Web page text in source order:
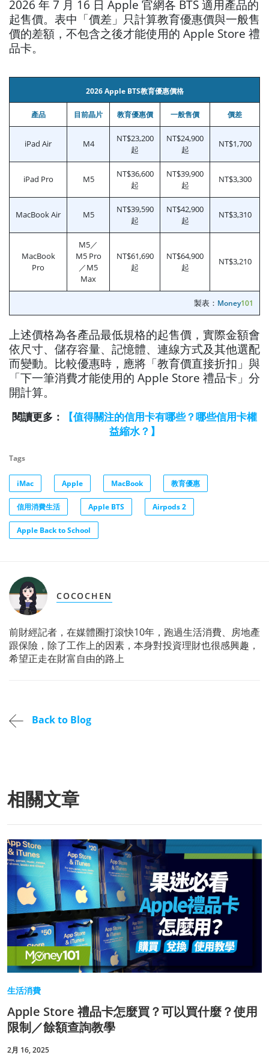
2026 年 7 月 16 日 Apple 官網各 BTS 適用產品的
起售價。表中「價差」只計算教育優惠價與一般售
價的差額，不包含之後才能使用的 Apple Store 禮
品卡。
2026 Apple BTS教育優惠價格
產品 目前晶片 教育優惠價 一般售價 價差
iPad Air M4
NT$23,200
起
NT$24,900
起
NT$1,700
iPad Pro M5
NT$36,600
起
NT$39,900
起
NT$3,300
MacBook Air M5
NT$39,590
起
NT$42,900
起
NT$3,310
MacBook
Pro
M5／
M5 Pro
／M5
Max
NT$61,690
起
NT$64,900
起
NT$3,210
製表： Money101
上述價格為各產品最低規格的起售價，實際金額會
依尺寸、儲存容量、記憶體、連線方式及其他選配
而變動。比較優惠時，應將「教育價直接折扣」與
「下一筆消費才能使用的 Apple Store 禮品卡」分
開計算。
閱讀更多：
【值得關注的信用卡有哪些？哪些信用卡權
益縮水？】
Tags
iMac Apple MacBook 教育優惠
信用消費生活 Apple BTS Airpods 2
Apple Back to School
COCOCHEN
前財經記者，在媒體圈打滾快10年，跑過生活消費、房地產
跟保險，除了工作上的因素，本身對投資理財也很感興趣，
希望正走在財富自由的路上
Back to Blog
相關文章
生活消費
Apple Store 禮品卡怎麼買？可以買什麼？使用
限制／餘額查詢教學
2月 16, 2025